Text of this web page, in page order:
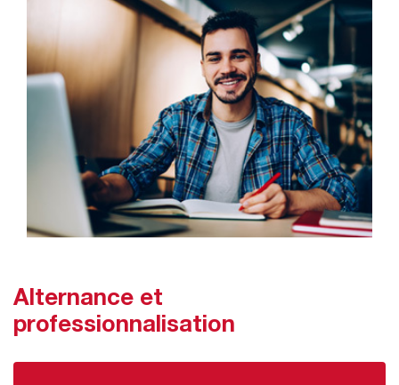
Alternance et
professionnalisation